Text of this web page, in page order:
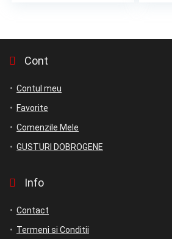
Cont
Contul meu
Favorite
Comenzile Mele
GUSTURI DOBROGENE
Info
Contact
Termeni si Conditii